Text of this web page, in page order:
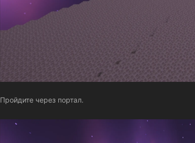
Пройдите через портал.